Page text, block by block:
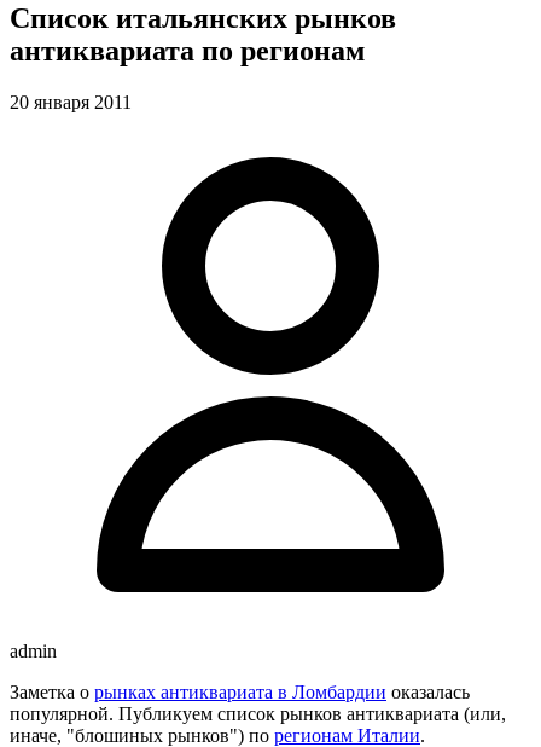
Список итальянских рынков
антиквариата по регионам
20 января 2011
admin
Заметка о рынках антиквариата в Ломбардии оказалась
популярной. Публикуем список рынков антиквариата (или,
иначе, "блошиных рынков") по регионам Италии.